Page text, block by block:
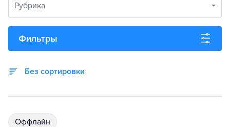
Рубрика
Фильтры
Без сортировки
Оффлайн